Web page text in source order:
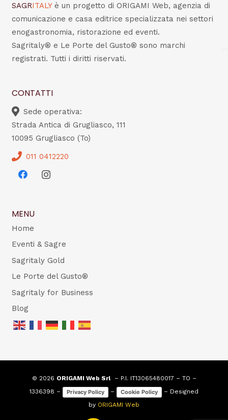
SAGRITALY è un progetto di ORIGAMI Web, agenzia di
comunicazione e casa editrice specializzata nei settori
enogastronomia, ristorazione ed eventi.
Sagritaly® e Le Porte del Gusto® sono marchi
registrati. Tutti i diritti riservati.
CONTATTI
Sede operativa:
Strada Antica di Grugliasco, 111
10095 Grugliasco (To)
011 0412220
MENU
Home
Eventi & Sagre
Sagritaly Gold
Le Porte del Gusto®
Sagritaly for Business
Blog
© 2026 ORIGAMI Web Srl– P.I. IT13065480017 – TO –
1336398 –
Privacy Policy – Cookie Policy
– Designed
by ORIGAMI Web